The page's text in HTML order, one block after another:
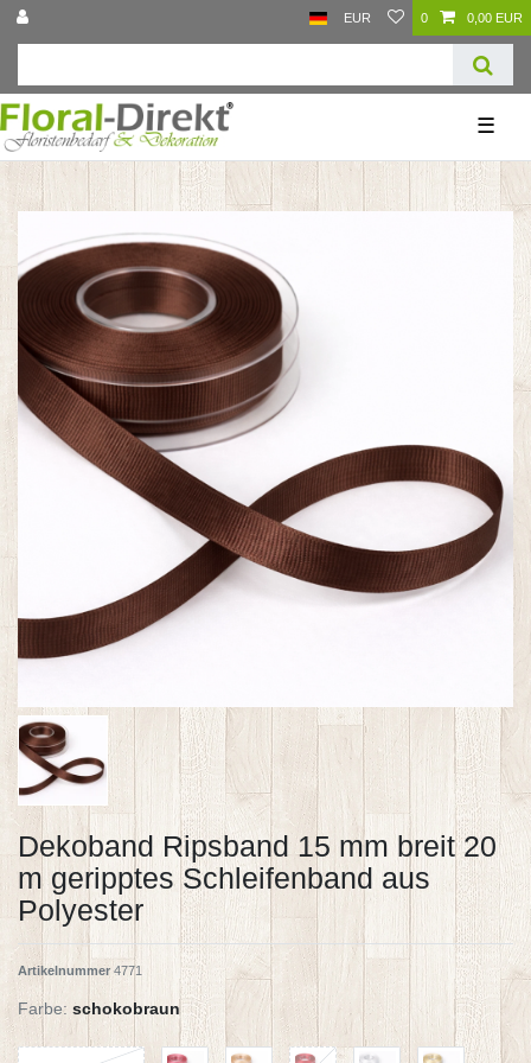
EUR 0 0,00 EUR
☰
Dekoband Ripsband 15 mm breit 20
m geripptes Schleifenband aus
Polyester
Artikelnummer 4771
Farbe: schokobraun